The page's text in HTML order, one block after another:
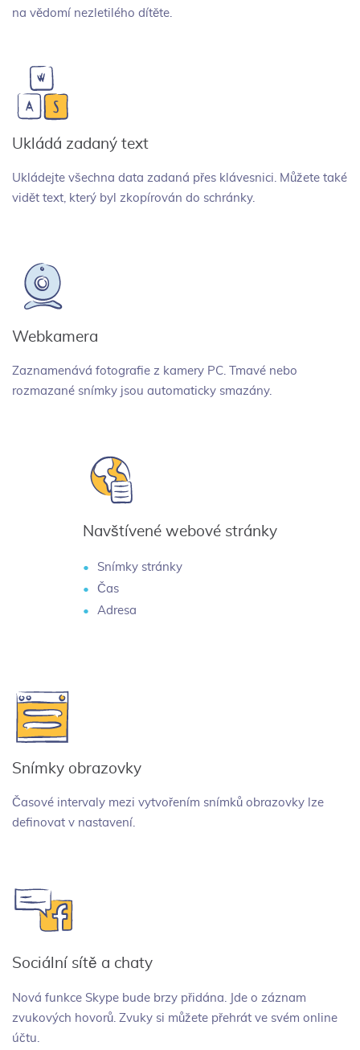
na vědomí nezletilého dítěte.
Ukládá zadaný text
Ukládejte všechna data zadaná přes klávesnici. Můžete také
vidět text, který byl zkopírován do schránky.
Webkamera
Zaznamenává fotografie z kamery PC. Tmavé nebo
rozmazané snímky jsou automaticky smazány.
Navštívené webové stránky
Snímky stránky
Čas
Adresa
Snímky obrazovky
Časové intervaly mezi vytvořením snímků obrazovky lze
definovat v nastavení.
Sociální sítě a chaty
Nová funkce Skype bude brzy přidána. Jde o záznam
zvukových hovorů. Zvuky si můžete přehrát ve svém online
účtu.